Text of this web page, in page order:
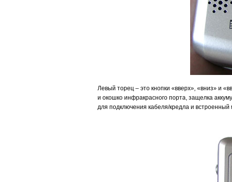
Левый торец – это кнопки «вверх», «вниз» и
и окошко инфракрасного порта, защелка
для подключения кабеля/кредла и